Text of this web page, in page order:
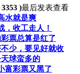
)最后发表查看
水就是爽
，收工走人！
票总算是红了
少，要见好就收
球蛮多的
富彩票又黑了